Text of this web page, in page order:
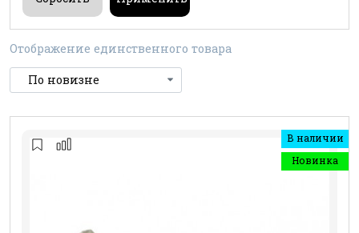
Отображение единственного товара
В наличии
Новинка